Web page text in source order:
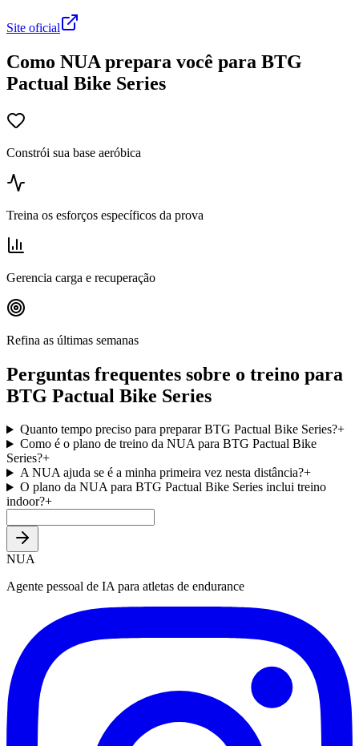
Site oficial
Como NUA prepara você para BTG
Pactual Bike Series
Constrói sua base aeróbica
Treina os esforços específicos da prova
Gerencia carga e recuperação
Refina as últimas semanas
Perguntas frequentes sobre o treino para
BTG Pactual Bike Series
Quanto tempo preciso para preparar BTG Pactual Bike Series?+
Como é o plano de treino da NUA para BTG Pactual Bike
Series?+
A NUA ajuda se é a minha primeira vez nesta distância?+
O plano da NUA para BTG Pactual Bike Series inclui treino
indoor?+
NUA
Agente pessoal de IA para atletas de endurance